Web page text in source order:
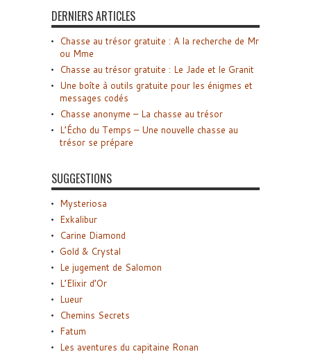
DERNIERS ARTICLES
Chasse au trésor gratuite : A la recherche de Mr
ou Mme
Chasse au trésor gratuite : Le Jade et le Granit
Une boîte à outils gratuite pour les énigmes et
messages codés
Chasse anonyme – La chasse au trésor
L’Écho du Temps – Une nouvelle chasse au
trésor se prépare
SUGGESTIONS
Mysteriosa
Exkalibur
Carine Diamond
Gold & Crystal
Le jugement de Salomon
L’Elixir d’Or
Lueur
Chemins Secrets
Fatum
Les aventures du capitaine Ronan